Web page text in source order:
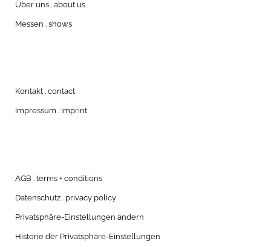
Über uns . about us
Messen . shows
Kontakt . contact
Impressum . imprint
AGB . terms + conditions
Datenschutz . privacy policy
Privatsphäre-Einstellungen ändern
Historie der Privatsphäre-Einstellungen